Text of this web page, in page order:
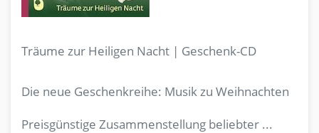
Träume zur Heiligen Nacht | Geschenk-CD
Die neue Geschenkreihe: Musik zu Weihnachten
Preisgünstige Zusammenstellung beliebter ...